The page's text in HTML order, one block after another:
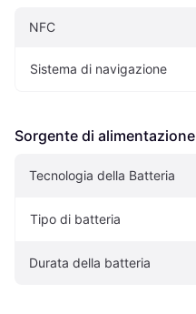
NFC
Sistema di navigazione
Sorgente di alimentazione
Tecnologia della Batteria
Tipo di batteria
Durata della batteria